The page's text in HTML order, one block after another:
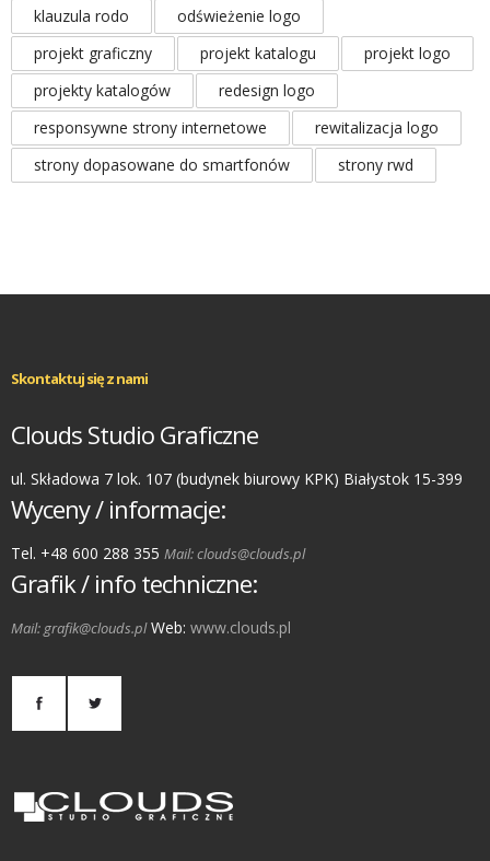
klauzula rodo
odświeżenie logo
projekt graficzny
projekt katalogu
projekt logo
projekty katalogów
redesign logo
responsywne strony internetowe
rewitalizacja logo
strony dopasowane do smartfonów
strony rwd
Skontaktuj się z nami
Clouds Studio Graficzne
ul. Składowa 7 lok. 107 (budynek biurowy KPK) Białystok 15-399
Wyceny / informacje:
Tel. +48 600 288 355 Mail: clouds@clouds.pl
Grafik / info techniczne:
Mail: grafik@clouds.plWeb: www.clouds.pl